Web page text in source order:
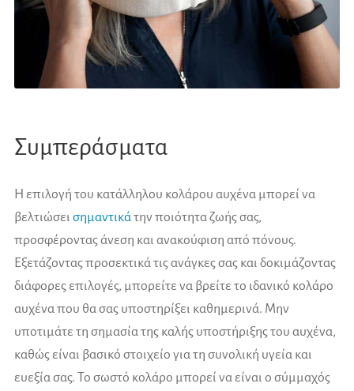
Συμπεράσματα
Η επιλογή του κατάλληλου κολάρου αυχένα μπορεί να
βελτιώσει σημαντικά την ποιότητα ζωής σας,
προσφέροντας άνεση και ανακούφιση από πόνους.
Εξετάζοντας προσεκτικά τις ανάγκες σας και δοκιμάζοντας
διάφορες επιλογές, μπορείτε να βρείτε το ιδανικό κολάρο
αυχένα που θα σας υποστηρίξει καθημερινά. Μην
υποτιμάτε τη σημασία της καλής υποστήριξης του αυχένα,
καθώς είναι βασικό στοιχείο για τη συνολική υγεία και
ευεξία σας. Το σωστό κολάρο μπορεί να είναι ο σύμμαχός